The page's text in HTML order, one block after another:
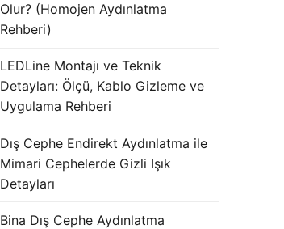
Olur? (Homojen Aydınlatma
Rehberi)
LEDLine Montajı ve Teknik
Detayları: Ölçü, Kablo Gizleme ve
Uygulama Rehberi
Dış Cephe Endirekt Aydınlatma ile
Mimari Cephelerde Gizli Işık
Detayları
Bina Dış Cephe Aydınlatma